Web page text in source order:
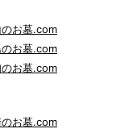
のお墓.com
お墓.com
お墓.com
お墓.com